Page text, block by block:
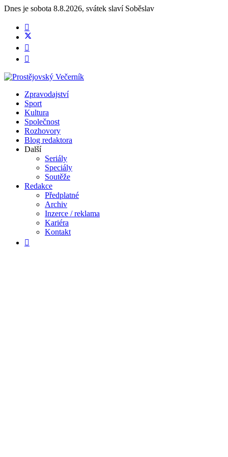
Dnes je sobota 8.8.2026, svátek slaví Soběslav
Zpravodajství
Sport
Kultura
Společnost
Rozhovory
Blog redaktora
Další
Seriály
Speciály
Soutěže
Redakce
Předplatné
Archiv
Inzerce / reklama
Kariéra
Kontakt